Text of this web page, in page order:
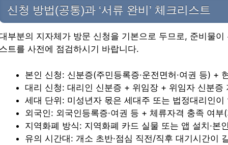
신청 방법(공통)과 ‘서류 완비’ 체크리스트
부분의 지자체가 방문 신청을 기본으로 두므로, 준비물
트를 사전에 점검하시기 바랍니다.
본인 신청: 신분증(주민등록증·운전면허·여권 등) +
대리 신청: 대리인 신분증 + 위임장 + 위임자 신분
세대 단위: 미성년자 몫은 세대주 또는 법정대리인
외국인: 외국인등록증·여권 등 + 체류자격 충족 여
지역화폐 방식: 지역화폐 카드 실물 또는 앱 설치·본
유의 시간대: 개소 초반·점심 직전/직후 대기시간이